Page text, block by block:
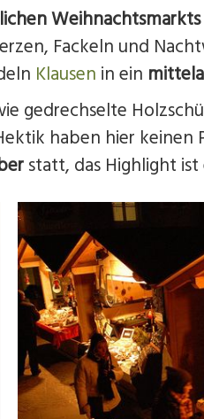
Weihnachtsmarkts
Fackeln und
Klausen in ein
gedrechselte
haben hier keinen
statt, das Highlight ist